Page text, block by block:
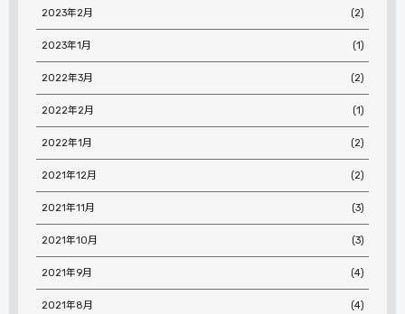
2023年2月 (2)
2023年1月 (1)
2022年3月 (2)
2022年2月 (1)
2022年1月 (2)
2021年12月 (2)
2021年11月 (3)
2021年10月 (3)
2021年9月 (4)
2021年8月 (4)